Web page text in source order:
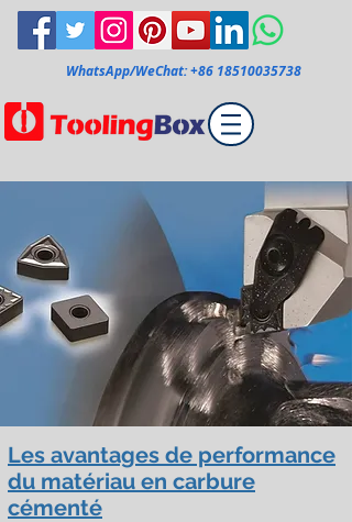
WhatsApp/WeChat:+86 18510035738
Les avantages de performance
du matériau en carbure
cémenté